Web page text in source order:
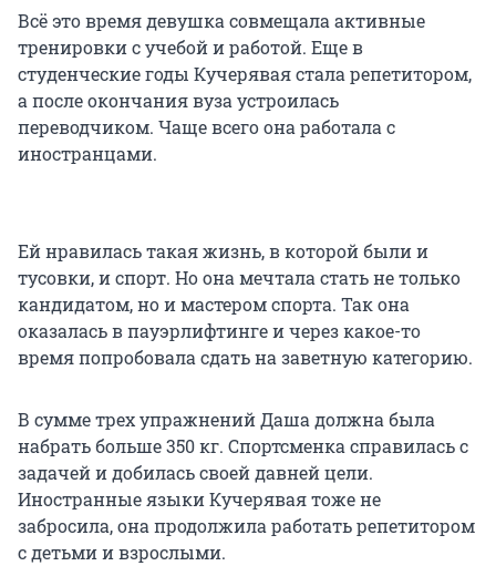
Всё это время девушка совмещала активные
тренировки с учебой и работой. Еще в
студенческие годы Кучерявая стала репетитором,
а после окончания вуза устроилась
переводчиком. Чаще всего она работала с
иностранцами.
Ей нравилась такая жизнь, в которой были и
тусовки, и спорт. Но она мечтала стать не только
кандидатом, но и мастером спорта. Так она
оказалась в пауэрлифтинге и через какое-то
время попробовала сдать на заветную категорию.
В сумме трех упражнений Даша должна была
набрать больше350 кг. Спортсменка справилась с
задачей и добилась своей давней цели.
Иностранные языки Кучерявая тоже не
забросила, она продолжила работать репетитором
с детьми и взрослыми.